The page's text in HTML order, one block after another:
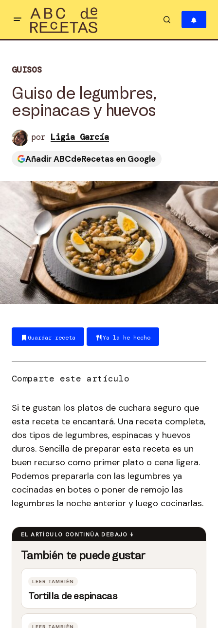
GUISOS
Guiso de legumbres,
espinacas y huevos
por Ligia García
Añadir ABCdeRecetas en Google
Guardar receta Ya la he hecho
Si te gustan los platos de cuchara seguro que
esta receta te encantará. Una receta completa,
dos tipos de legumbres, espinacas y huevos
duros. Sencilla de preparar esta receta es un
buen recurso como primer plato o cena ligera.
Podemos prepararla con las legumbres ya
cocinadas en botes o poner de remojo las
legumbres la noche anterior y luego cocinarlas.
Tortilla de espinacas